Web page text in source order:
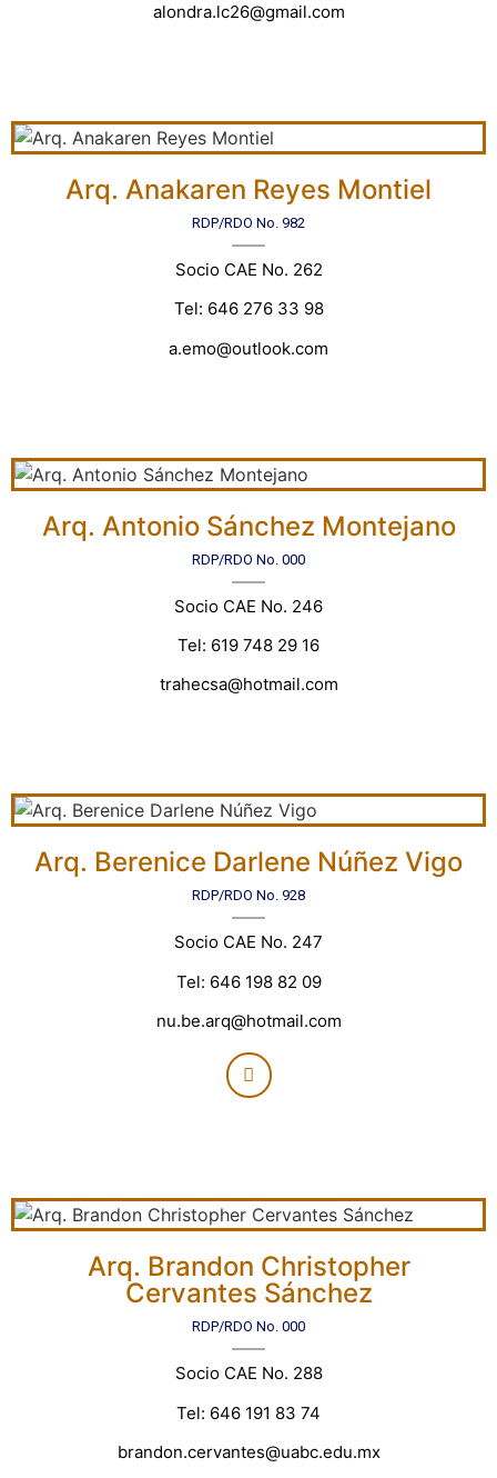
alondra.lc26@gmail.com
Arq. Anakaren Reyes Montiel
RDP/RDO No. 982
Socio CAE No. 262
Tel: 646 276 33 98
a.emo@outlook.com
Arq. Antonio Sánchez Montejano
RDP/RDO No. 000
Socio CAE No. 246
Tel: 619 748 29 16
trahecsa@hotmail.com
Arq. Berenice Darlene Núñez Vigo
RDP/RDO No. 928
Socio CAE No. 247
Tel: 646 198 82 09
nu.be.arq@hotmail.com
Arq. Brandon Christopher
Cervantes Sánchez
RDP/RDO No. 000
Socio CAE No. 288
Tel: 646 191 83 74
brandon.cervantes@uabc.edu.mx